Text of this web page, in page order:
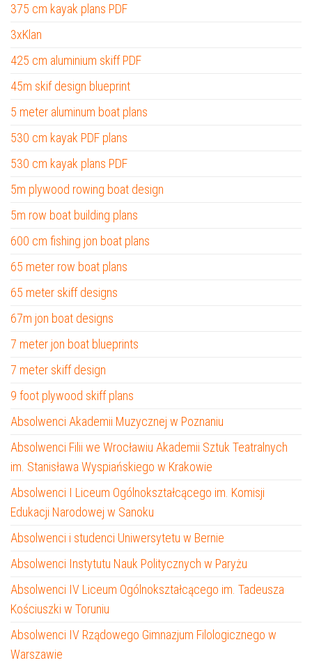
375 cm kayak plans PDF
3xKlan
425 cm aluminium skiff PDF
45m skif design blueprint
5 meter aluminum boat plans
530 cm kayak PDF plans
530 cm kayak plans PDF
5m plywood rowing boat design
5m row boat building plans
600 cm fishing jon boat plans
65 meter row boat plans
65 meter skiff designs
67m jon boat designs
7 meter jon boat blueprints
7 meter skiff design
9 foot plywood skiff plans
Absolwenci Akademii Muzycznej w Poznaniu
Absolwenci Filii we Wrocławiu Akademii Sztuk Teatralnych
im. Stanisława Wyspiańskiego w Krakowie
Absolwenci I Liceum Ogólnokształcącego im. Komisji
Edukacji Narodowej w Sanoku
Absolwenci i studenci Uniwersytetu w Bernie
Absolwenci Instytutu Nauk Politycznych w Paryżu
Absolwenci IV Liceum Ogólnokształcącego im. Tadeusza
Kościuszki w Toruniu
Absolwenci IV Rządowego Gimnazjum Filologicznego w
Warszawie